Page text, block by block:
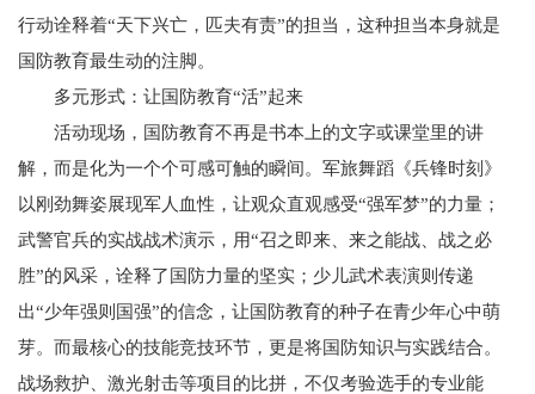
行动诠释着“天下兴亡，匹夫有责”的担当，这种担当本身就是
国防教育最生动的注脚。
多元形式：让国防教育“活”起来
活动现场，国防教育不再是书本上的文字或课堂里的讲
解，而是化为一个个可感可触的瞬间。军旅舞蹈《兵锋时刻》
以刚劲舞姿展现军人血性，让观众直观感受“强军梦”的力量；
武警官兵的实战战术演示，用“召之即来、来之能战、战之必
胜”的风采，诠释了国防力量的坚实；少儿武术表演则传递
出“少年强则国强”的信念，让国防教育的种子在青少年心中萌
芽。而最核心的技能竞技环节，更是将国防知识与实践结合。
战场救护、激光射击等项目的比拼，不仅考验选手的专业能